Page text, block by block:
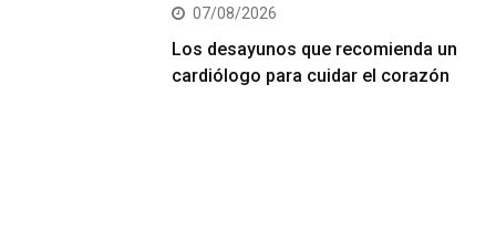
07/08/2026
Los desayunos que recomienda un
cardiólogo para cuidar el corazón